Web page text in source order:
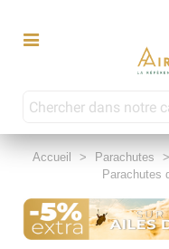
Accueil > Parachutes >
Parachutes